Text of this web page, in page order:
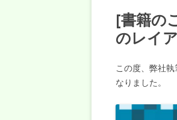
[書籍の
のレイ
この度、弊社
なりました。